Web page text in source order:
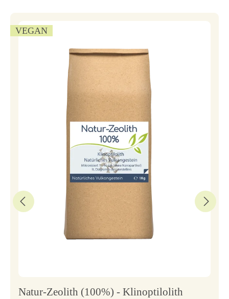
VEGAN
Natur-Zeolith (100%) - Klinoptilolith